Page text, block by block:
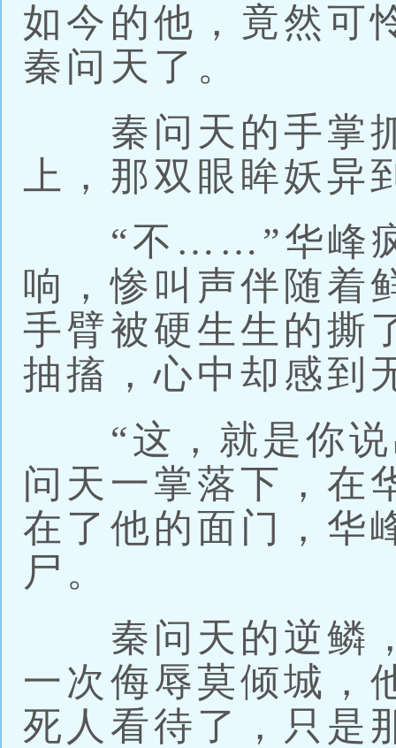
如今的他，竟然可
秦问天了。
秦问天的手掌抓
上，那双眼眸妖
“不……”华峰疯
响，惨叫声伴随着
手臂被硬生生的撕
抽搐，心中却感到
“这，就是你说
问天一掌落下，在
在了他的面门，华
尸。
秦问天的逆鳞，
一次侮辱莫倾城，
死人看待了，只是